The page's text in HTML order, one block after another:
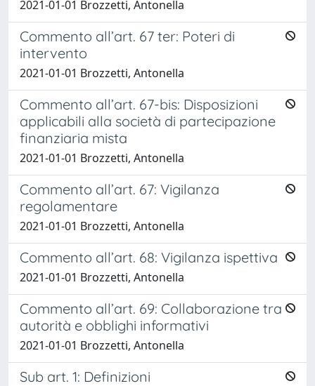
2021-01-01 Brozzetti, Antonella
Commento all’art. 67 ter: Poteri di
intervento
2021-01-01 Brozzetti, Antonella
Commento all’art. 67-bis: Disposizioni
applicabili alla società di partecipazione
finanziaria mista
2021-01-01 Brozzetti, Antonella
Commento all’art. 67: Vigilanza
regolamentare
2021-01-01 Brozzetti, Antonella
Commento all’art. 68: Vigilanza ispettiva
2021-01-01 Brozzetti, Antonella
Commento all’art. 69: Collaborazione tra
autorità e obblighi informativi
2021-01-01 Brozzetti, Antonella
Sub art. 1: Definizioni